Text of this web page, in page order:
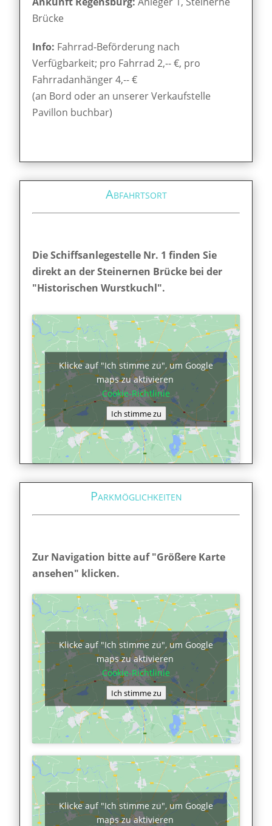
Brücke
Info: Fahrrad-Beförderung nach
Verfügbarkeit; pro Fahrrad 2,-- €, pro
Fahrradanhänger 4,-- €
(an Bord oder an unserer Verkaufstelle
Pavillon buchbar)
Abfahrtsort
Die Schiffsanlegestelle Nr. 1 finden Sie
direkt an der Steinernen Brücke bei der
"Historischen Wurstkuchl".
Klicke auf "Ich stimme zu", um Google
maps zu aktivieren
Cookie-Richtlinie
Ich stimme zu
Parkmöglichkeiten
Zur Navigation bitte auf "Größere Karte
ansehen" klicken.
Klicke auf "Ich stimme zu", um Google
maps zu aktivieren
Cookie-Richtlinie
Ich stimme zu
Klicke auf "Ich stimme zu", um Google
maps zu aktivieren